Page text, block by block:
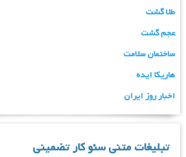
طلا گشت
عجم گشت
ساختمان سلامت
هاریکا ایده
اخبار روز ایران
تبلیغات متنی سئو کار تضمینی